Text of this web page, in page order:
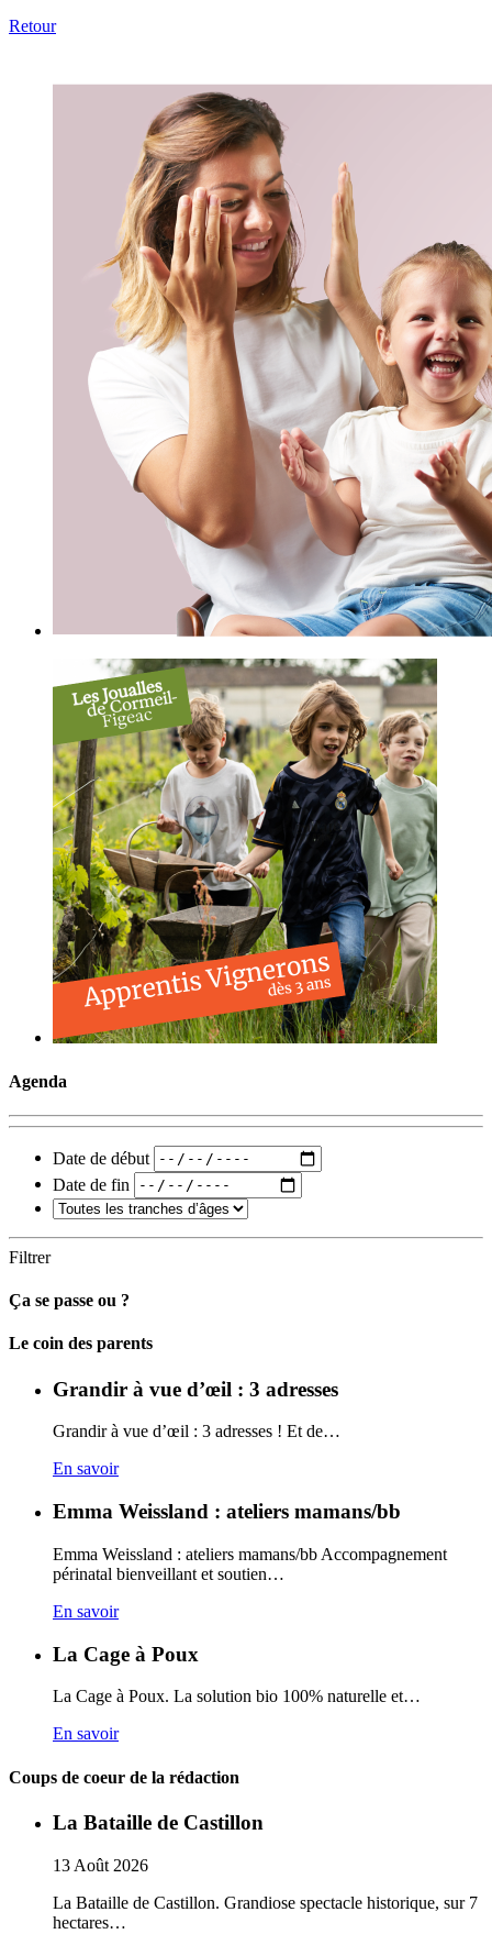
Retour
Agenda
Date de début
Date de fin
Filtrer
Ça se passe ou ?
Carto
Le coin des parents
Grandir à vue d’œil : 3 adresses
Grandir à vue d’œil : 3 adresses ! Et de…
En savoir
Emma Weissland : ateliers mamans/bb
Emma Weissland : ateliers mamans/bb Accompagnement
périnatal bienveillant et soutien…
En savoir
La Cage à Poux
La Cage à Poux. La solution bio 100% naturelle et…
En savoir
Coups de coeur de la rédaction
La Bataille de Castillon
13 Août 2026
La Bataille de Castillon. Grandiose spectacle historique, sur 7
hectares…